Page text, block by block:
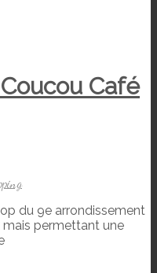
Café
du 9e arrondissement
mais permettant une